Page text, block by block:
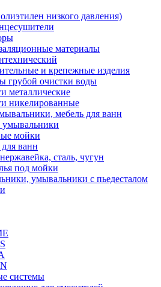
низкого давления)
материалы
и крепежные изделия
грубой очистки воды
металлические
никелированные
мебель для ванн
умывальники
мойки
ванн
сталь, чугун
под мойки
умывальники с пьедесталом
системы